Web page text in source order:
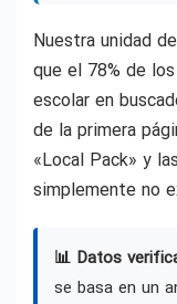
Nuestra unidad
que el 78% de
escolar en
de la primera
«Local Pack» y
simplemente no
📊 Datos
se basa en un